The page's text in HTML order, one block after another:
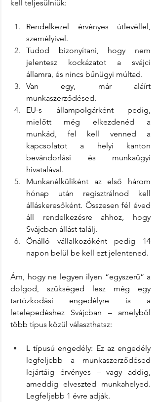
kell teljesülniük:
Rendelkezel érvényes útlevéllel,
személyivel.
Tudod bizonyítani, hogy nem
jelentesz kockázatot a svájci
államra, és nincs bűnügyi múltad.
Van egy, már aláírt
munkaszerződésed.
EU-s állampolgárként pedig,
mielőtt még elkezdenéd a
munkád, fel kell venned a
kapcsolatot a helyi kanton
bevándorlási és munkaügyi
hivatalával.
Munkanélküliként az első három
hónap után regisztrálnod kell
álláskeresőként. Összesen fél éved
áll rendelkezésre ahhoz, hogy
Svájcban állást találj.
Önálló vállalkozóként pedig 14
napon belül be kell ezt jelentened.
Ám, hogy ne legyen ilyen “egyszerű” a
dolgod, szükséged lesz még egy
tartózkodási engedélyre is a
letelepedéshez Svájcban – amelyből
több típus közül választhatsz:
L típusú engedély: Ez az engedély
legfeljebb a munkaszerződésed
lejártáig érvényes – vagy addig,
ameddig elveszted munkahelyed.
Legfeljebb 1 évre adják.